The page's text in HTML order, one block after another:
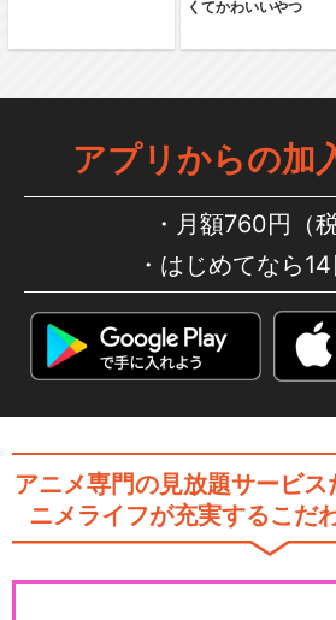
くてかわいいやつ
アプリからの加
月額760円（税
はじめてなら
アニメ専門の見放題サービス
ニメライフが充実するこだ